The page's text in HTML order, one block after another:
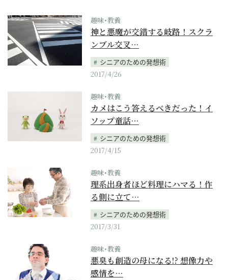
趣味･教養
神と悪魔が交錯する岐路！スクラ
ンブル交叉…
シニアのための発想術
2017/4/26
趣味･教養
カメはこう答えるべきだった！イ
ソップ童話…
シニアのための発想術
2017/4/15
趣味･教養
理系出身者ほど料理にハマる！作
る側に立て…
シニアのための発想術
2017/3/31
趣味･教養
悪臭も創造の母になる!? 想像力や
感情を…